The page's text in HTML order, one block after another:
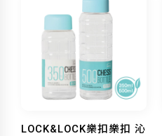
LOCK&LOCK樂扣樂扣 沁